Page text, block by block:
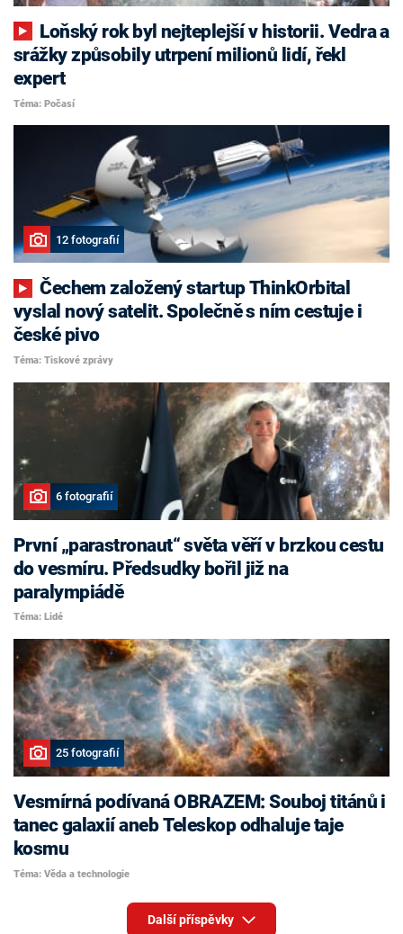
srážky způsobily utrpení milionů lidí, řekl
expert
Téma: Počasí
12 fotografií
Čechem založený startup ThinkOrbital
vyslal nový satelit. Společně s ním cestuje i
české pivo
Téma: Tiskové zprávy
6 fotografií
První „parastronaut“ světa věří v brzkou cestu
do vesmíru. Předsudky bořil již na
paralympiádě
Téma: Lidé
25 fotografií
Vesmírná podívaná OBRAZEM: Souboj titánů i
tanec galaxií aneb Teleskop odhaluje taje
kosmu
Téma: Věda a technologie
Další příspěvky